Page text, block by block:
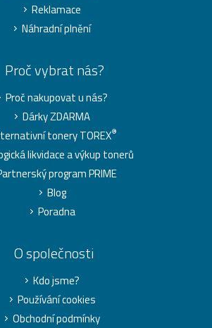
Reklamace
Náhradní plnění
Proč vybrat nás?
Proč nakupovat u nás?
Dárky ZDARMA
tonery TOREX®
likvidace a výkup tonerů
program PRIME
Blog
Poradna
O společnosti
Kdo jsme?
Používání cookies
Obchodní podmínky